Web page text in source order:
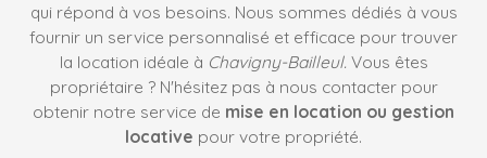
qui répond à vos besoins. Nous sommes dédiés à vous
fournir un service personnalisé et efficace pour trouver
la location idéale à Chavigny-Bailleul. Vous êtes
propriétaire ? N'hésitez pas à nous contacter pour
obtenir notre service de mise en location ou gestion
locative pour votre propriété.